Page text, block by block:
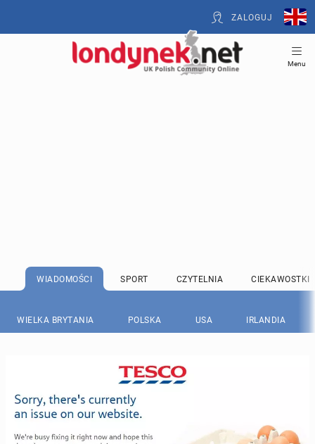
ZALOGUJ
Menu
WIADOMOŚCI SPORT CZYTELNIA CIEKAWOSTKI
WIELKA BRYTANIA POLSKA USA IRLANDIA